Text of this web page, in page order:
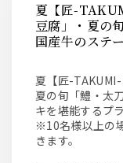
夏【匠-TAKUMI-コース】京都府鹿島屋「寄せ
豆腐」・夏の
国産牛のステ
夏【匠-TAKUMI-コース】京都府鹿島屋「寄せ豆腐」・
夏の旬「鱧・太
キを堪能するプ
※10名様以上の
きます。